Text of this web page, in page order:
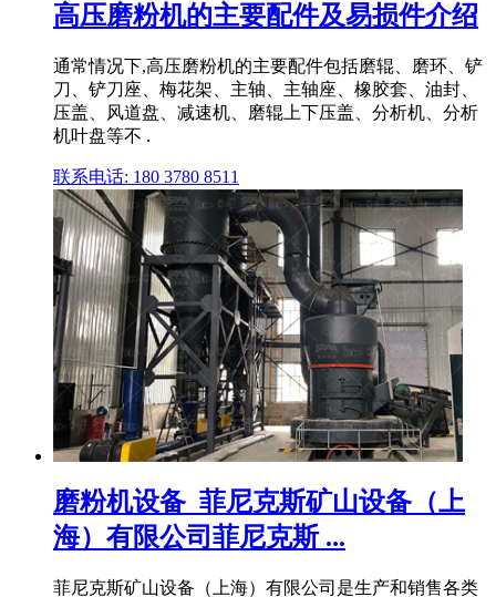
高压磨粉机的主要配件及易损件介绍
通常情况下,高压磨粉机的主要配件包括磨辊、磨环、铲
刀、铲刀座、梅花架、主轴、主轴座、橡胶套、油封、
压盖、风道盘、减速机、磨辊上下压盖、分析机、分析
机叶盘等不 .
联系电话: 180 3780 8511
磨粉机设备_菲尼克斯矿山设备（上
海）有限公司菲尼克斯 ...
菲尼克斯矿山设备（上海）有限公司是生产和销售各类